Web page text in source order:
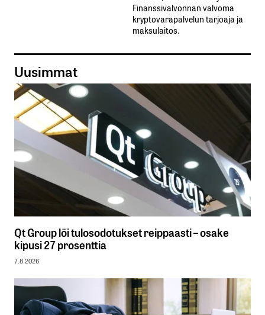
Finanssivalvonnan valvoma
kryptovarapalvelun tarjoaja ja
maksulaitos.
Uusimmat
Qt Group löi tulosodotukset reippaasti – osake
kipusi 27 prosenttia
7.8.2026